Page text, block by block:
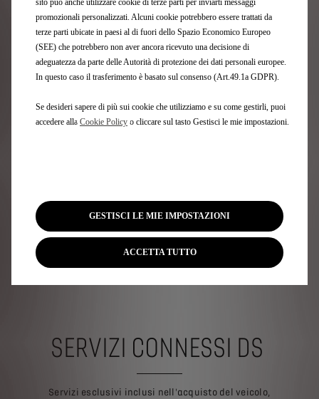
Un'esperienza fluida e intuitiva
DS Automobiles mette a tua disposizione una serie di
tecnologie innovative di assistenza alla guida e servizi
connessi per offrirti la possibilità di godere appieno di
ogni momento al volante.
SERVIZI CONNESSI DS
Servizi esclusivi inclusi nell'acquisto del veicolo,
promozionali personalizzati. Alcuni cookie potrebbero essere trattati da
terze parti ubicate in paesi al di fuori dello Spazio Economico Europeo
(SEE) che potrebbero non aver ancora ricevuto una decisione di
adeguatezza da parte delle Autorità di protezione dei dati personali europee.
In questo caso il trasferimento è basato sul consenso (Art.49.1a GDPR).
Se desideri sapere di più sui cookie che utilizziamo e su come gestirli, puoi
accedere alla Cookie Policy o cliccare sul tasto Gestisci le mie impostazioni.
GESTISCI LE MIE IMPOSTAZIONI
ACCETTA TUTTO